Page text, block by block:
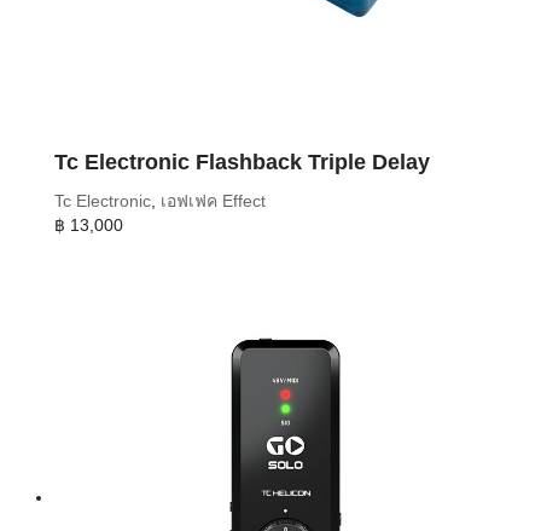
Tc Electronic Flashback Triple Delay
Tc Electronic, เอฟเฟค Effect
฿ 13,000